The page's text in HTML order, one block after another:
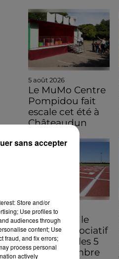
5 août 2026
Le MuMo Centre
Pompidou fait
escale cet été à
Châteaudun
5 août 2026
Découvrez le
monde associatif
à Chartres les 5
et 6 septembre
Store and/or
Use profiles to
audiences through
content; Use
fraud, and fix errors;
process personal
actively
sans accepter